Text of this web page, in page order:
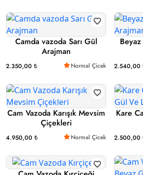
Camda vazoda Sarı Gül
Arajman
2.350,00 ₺ Normal Çicek 2.540,00
Cam Vazoda Karışık Mevsim
Çiçekleri
4.950,00 ₺ Normal Çicek
Kare
2.500,00